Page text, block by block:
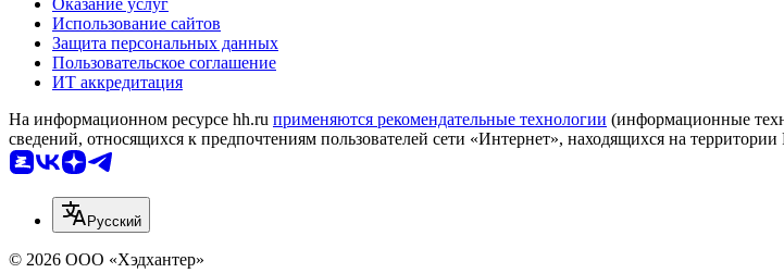
Оказание услуг
Использование сайтов
Защита персональных данных
Пользовательское соглашение
ИТ аккредитация
На информационном ресурсе hh.ru применяются рекомендательные технологии (информационные
сведений, относящихся к предпочтениям пользователей сети «Интернет», находящихся на
Русский
© 2026 ООО «Хэдхантер»